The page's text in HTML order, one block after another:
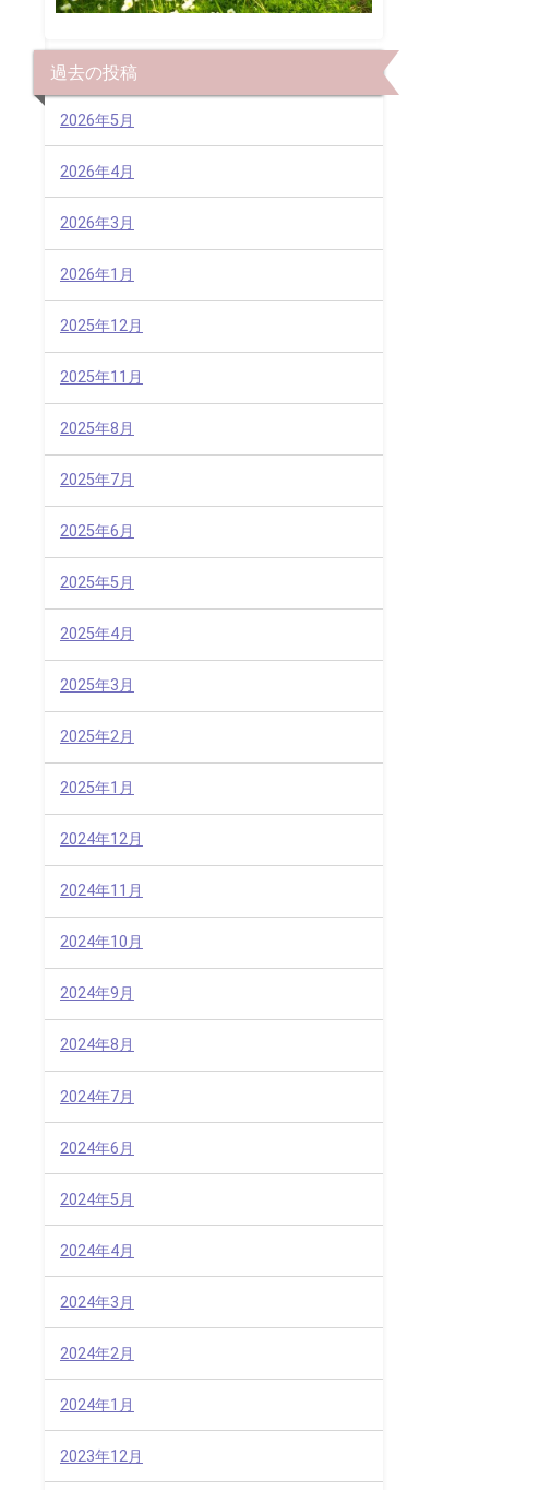
過去の投稿
2026年5月
2026年4月
2026年3月
2026年1月
2025年12月
2025年11月
2025年8月
2025年7月
2025年6月
2025年5月
2025年4月
2025年3月
2025年2月
2025年1月
2024年12月
2024年11月
2024年10月
2024年9月
2024年8月
2024年7月
2024年6月
2024年5月
2024年4月
2024年3月
2024年2月
2024年1月
2023年12月